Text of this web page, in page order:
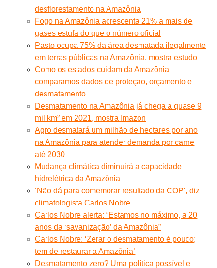
desflorestamento na Amazônia
Fogo na Amazônia acrescenta 21% a mais de
gases estufa do que o número oficial
Pasto ocupa 75% da área desmatada ilegalmente
em terras públicas na Amazônia, mostra estudo
Como os estados cuidam da Amazônia:
comparamos dados de proteção, orçamento e
desmatamento
Desmatamento na Amazônia já chega a quase 9
mil km² em 2021, mostra Imazon
Agro desmatará um milhão de hectares por ano
na Amazônia para atender demanda por carne
até 2030
Mudança climática diminuirá a capacidade
hidrelétrica da Amazônia
‘Não dá para comemorar resultado da COP’, diz
climatologista Carlos Nobre
Carlos Nobre alerta: “Estamos no máximo, a 20
anos da ‘savanização’ da Amazônia”
Carlos Nobre: ‘Zerar o desmatamento é pouco;
tem de restaurar a Amazônia’
Desmatamento zero? Uma política possível e